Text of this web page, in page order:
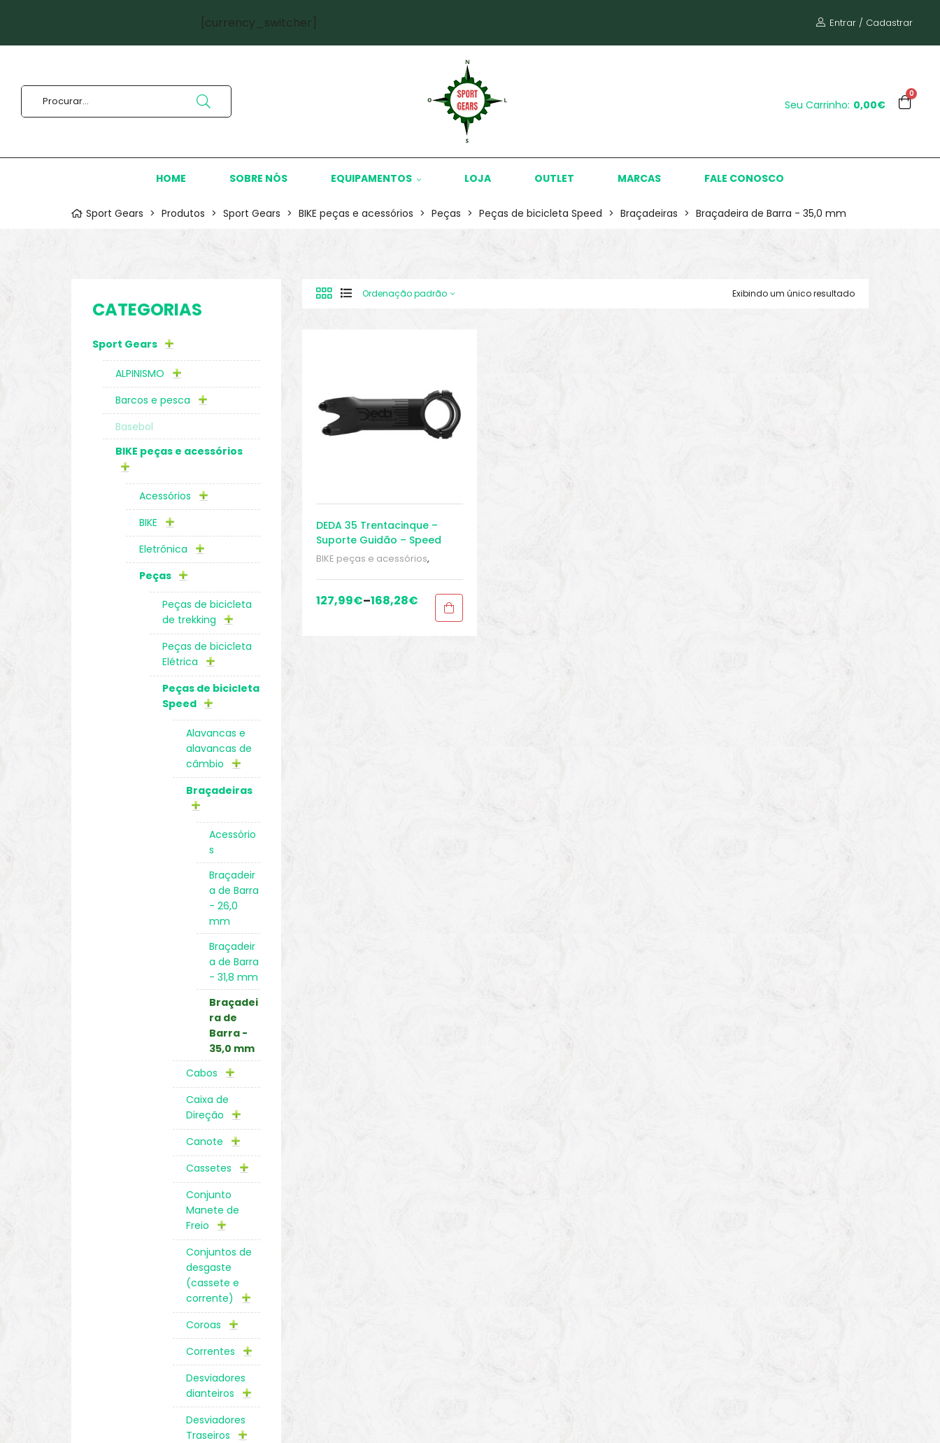
[currency_switcher] Entrar / Cadastrar
0
Seu Carrinho: 0,00€
HOME SOBRE NÓS EQUIPAMENTOS LOJA OUTLET MARCAS FALE CONOSCO
Sport Gears > Produtos > Sport Gears > BIKE peças e acessórios > Peças > Peças de bicicleta Speed > Braçadeiras > Braçadeira de Barra - 35,0 mm
Exibindo um único resultado
Ordenação padrão
DEDA 35 Trentacinque –
Suporte Guidão – Speed
BIKE peças e acessórios,
bicicleta Speed, Sport Gears
127,99€–168,28€
CATEGORIAS
Sport Gears
ALPINISMO
Barcos e pesca
Basebol
BIKE peças e acessórios
Acessórios
BIKE
Eletrônica
Peças
Peças de bicicleta
de trekking
Peças de bicicleta
Elétrica
Peças de bicicleta
Speed
Alavancas e
alavancas de
câmbio
Braçadeiras
Acessório
s
Braçadeir
a de Barra
- 26,0
mm
Braçadeir
a de Barra
- 31,8 mm
Braçadei
ra de
Barra -
35,0 mm
Cabos
Caixa de
Direção
Canote
Cassetes
Conjunto
Manete de
Freio
Conjuntos de
desgaste
(cassete e
corrente)
Coroas
Correntes
Desviadores
dianteiros
Desviadores
Traseiros